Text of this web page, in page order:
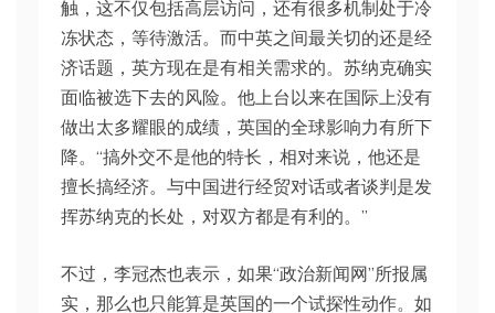
触，这不仅包括高层访问，还有很多机制处于冷
冻状态，等待激活。而中英之间最关切的还是经
济话题，英方现在是有相关需求的。苏纳克确实
面临被选下去的风险。他上台以来在国际上没有
做出太多耀眼的成绩，英国的全球影响力有所下
降。“搞外交不是他的特长，相对来说，他还是
擅长搞经济。与中国进行经贸对话或者谈判是发
挥苏纳克的长处，对双方都是有利的。”
不过，李冠杰也表示，如果“政治新闻网”所报属
实，那么也只能算是英国的一个试探性动作。如